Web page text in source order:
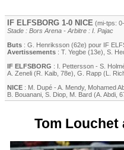
IF ELFSBORG 1-0 NICE (mi-tps:
Stade : Bors Arena - Arbitre : I. Pajac
Buts : G. Henriksson (62e) pour IF
Avertissements : T. Yegbe (13e) S.
IF ELFSBORG : I. Pettersson - S.
A. Zeneli (R. Kaib , 78e) G. Rapp (L.
NICE : M. Dupé - A. Mendy, Mohamed
B. Bouanani S. Diop M. Bard (A. Abdi ,
Tom